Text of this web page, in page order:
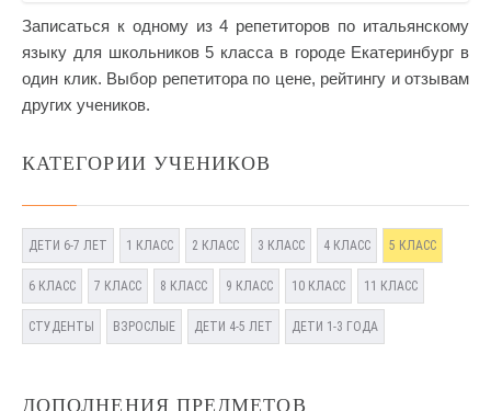
Записаться к одному из 4 репетиторов по итальянскому
языку для школьников 5 класса в городе Екатеринбург в
один клик. Выбор репетитора по цене, рейтингу и отзывам
других учеников.
КАТЕГОРИИ УЧЕНИКОВ
ДЕТИ 6-7 ЛЕТ 1 КЛАСС 2 КЛАСС 3 КЛАСС 4 КЛАСС 5 КЛАСС
6 КЛАСС 7 КЛАСС 8 КЛАСС 9 КЛАСС 10 КЛАСС 11 КЛАСС
СТУДЕНТЫ ВЗРОСЛЫЕ ДЕТИ 4-5 ЛЕТ ДЕТИ 1-3 ГОДА
ДОПОЛНЕНИЯ ПРЕДМЕТОВ